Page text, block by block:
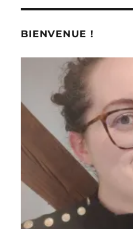
BIENVENUE !